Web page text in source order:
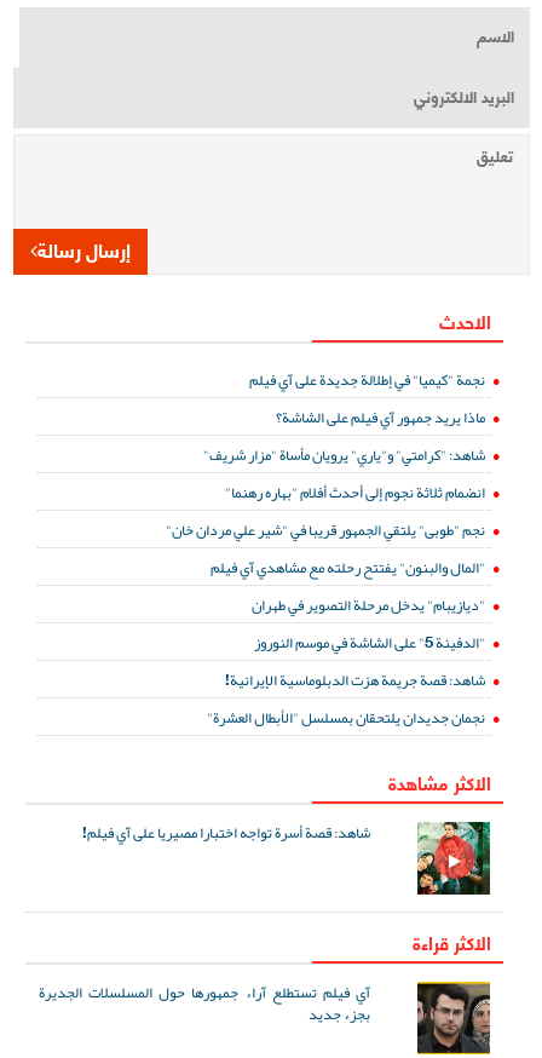
إرسال رسالة
الاحدث
نجمة "كيميا" في إطلالة جديدة على آي فيلم
ماذا يريد جمهور آي فيلم على الشاشة؟
شاهد: "كرامتي" و"ياري" يرويان مأساة "مزار شريف"
انضمام ثلاثة نجوم إلى أحدث أفلام "بهاره رهنما"
نجم "طوبى" يلتقي الجمهور قريبا في "شير علي مردان خان"
"المال والبنون" يفتتح رحلته مع مشاهدي آي فيلم
"ديازيبام" يدخل مرحلة التصوير في طهران
"الدفينة 5" على الشاشة في موسم النوروز
شاهد: قصة جريمة هزت الدبلوماسية الإيرانية!
نجمان جديدان يلتحقان بمسلسل "الأبطال العشرة"
الاكثر مشاهدة
شاهد: قصة أسرة تواجه اختبارا مصيريا على آي فيلم!
الاكثر قراءة
آي فيلم تستطلع آراء جمهورها حول المسلسلات الجديرة
بجزء جديد